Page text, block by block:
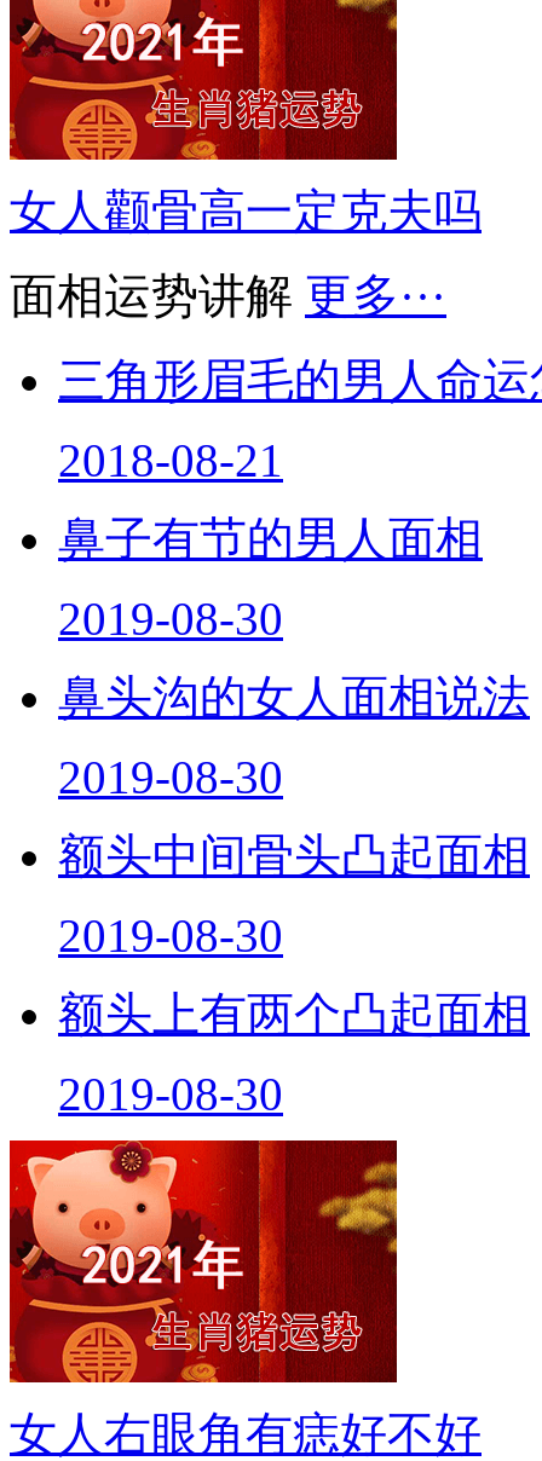
女人颧骨高一定克夫吗
面相运势讲解 更多···
三角形眉毛的男人命
2018-08-21
鼻子有节的男人面相
2019-08-30
鼻头沟的女人面相说法
2019-08-30
额头中间骨头凸起面相
2019-08-30
额头上有两个凸起面相
2019-08-30
女人右眼角有痣好不好